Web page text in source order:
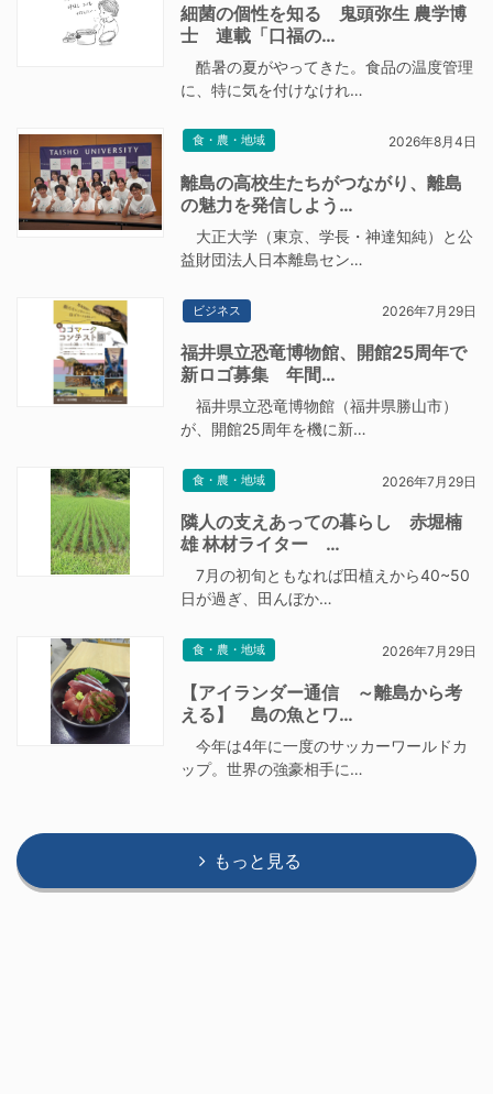
細菌の個性を知る 鬼頭弥生 農学博
士 連載「口福の…
酷暑の夏がやってきた。食品の温度管理
に、特に気を付けなけれ…
食・農・地域 2026年8月4日
離島の高校生たちがつながり、離島
の魅力を発信しよう…
大正大学（東京、学長・神達知純）と公
益財団法人日本離島セン…
ビジネス 2026年7月29日
福井県立恐竜博物館、開館25周年で
新ロゴ募集 年間…
福井県立恐竜博物館（福井県勝山市）
が、開館25周年を機に新…
食・農・地域 2026年7月29日
隣人の支えあっての暮らし 赤堀楠
雄 林材ライター …
7月の初旬ともなれば田植えから40~50
日が過ぎ、田んぼか…
食・農・地域 2026年7月29日
【アイランダー通信 ～離島から考
える】 島の魚とワ…
今年は4年に一度のサッカーワールドカ
ップ。世界の強豪相手に…
もっと見る